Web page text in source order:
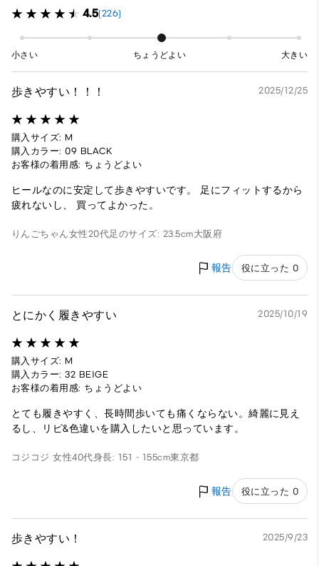
4.5(226)
小さい ちょうどよい 大きい
歩きやすい！！！ 2025/12/25
購入サイズ: M
購入カラー: 09 BLACK
お客様の着用感: ちょうどよい
ヒールなのに安定して歩きやすいです。 足にフィットするから
疲れないし、 買ってよかった。
りんごちゃん女性20代足のサイズ: 23.5cm大阪府
報告 役に立った 0
とにかく履きやすい 2025/10/19
購入サイズ: M
購入カラー: 32 BEIGE
お客様の着用感: ちょうどよい
とても履きやすく、長時間歩いても痛くならない。綺麗に見え
るし、リピ&色違いを購入したいと思っています。
コジコジ女性40代身長: 151 - 155cm東京都
報告 役に立った 0
歩きやすい！ 2025/9/23